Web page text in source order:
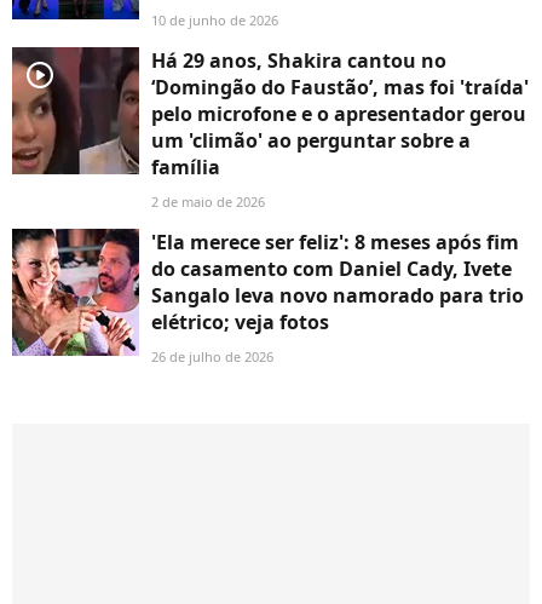
10 de junho de 2026
player2
Há 29 anos, Shakira cantou no
‘Domingão do Faustão’, mas foi 'traída'
pelo microfone e o apresentador gerou
um 'climão' ao perguntar sobre a
família
2 de maio de 2026
'Ela merece ser feliz': 8 meses após fim
do casamento com Daniel Cady, Ivete
Sangalo leva novo namorado para trio
elétrico; veja fotos
26 de julho de 2026